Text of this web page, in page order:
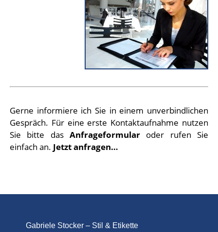
Gerne informiere ich Sie in einem unverbindlichen
Gespräch. Für eine erste Kontaktaufnahme nutzen
Sie bitte das Anfrageformular oder rufen Sie
einfach an. Jetzt anfragen…
Gabriele Stocker – Stil & Etikette